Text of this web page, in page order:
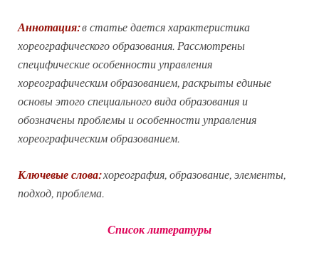
Аннотация:в статье дается характеристика
хореографического образования. Рассмотрены
специфические особенности управления
хореографическим образованием, раскрыты единые
основы этого специального вида образования и
обозначены проблемы и особенности управления
хореографическим образованием.
Ключевые слова:хореография, образование, элементы,
подход, проблема.
Список литературы